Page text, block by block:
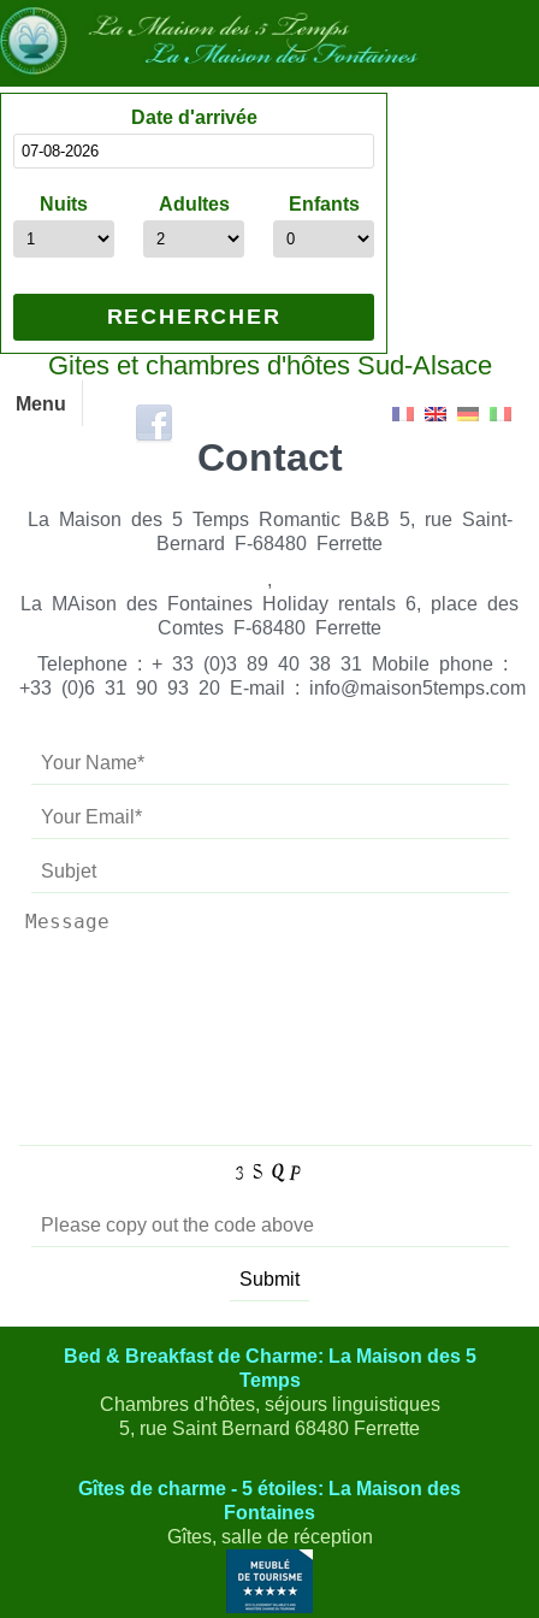
Date d'arrivée
Nuits Adultes Enfants
Gites et chambres d'hôtes Sud-Alsace
Menu
Contact
La Maison des 5 Temps Romantic B&B 5, rue Saint-
Bernard F-68480 Ferrette
,
La MAison des Fontaines Holiday rentals 6, place des
Comtes F-68480 Ferrette
Telephone : + 33 (0)3 89 40 38 31 Mobile phone :
+33 (0)6 31 90 93 20 E-mail : info@maison5temps.com
Bed & Breakfast de Charme: La Maison des 5
Temps
Chambres d'hôtes, séjours linguistiques
5, rue Saint Bernard 68480 Ferrette
Gîtes de charme - 5 étoiles: La Maison des
Fontaines
Gîtes, salle de réception